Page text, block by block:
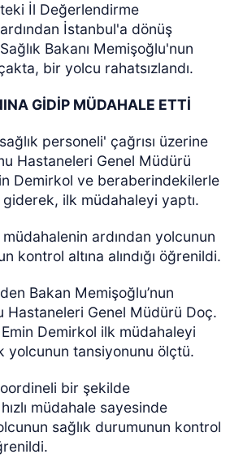
İl Değerlendirme
İstanbul'a dönüş
Bakanı Memişoğlu'nun
bir yolcu rahatsızlandı.
GİDİP MÜDAHALE ETTİ
personeli' çağrısı üzerine
Hastaneleri Genel Müdürü
Demirkol ve beraberindekilerle
giderek, ilk müdahaleyi yaptı.
ardından yolcunun
kontrol altına alındığı öğrenildi.
Bakan Memişoğlu’nun
Hastaneleri Genel Müdürü Doç.
Demirkol ilk müdahaleyi
yolcunun tansiyonunu ölçtü.
bir şekilde
müdahale sayesinde
sağlık durumunun kontrol